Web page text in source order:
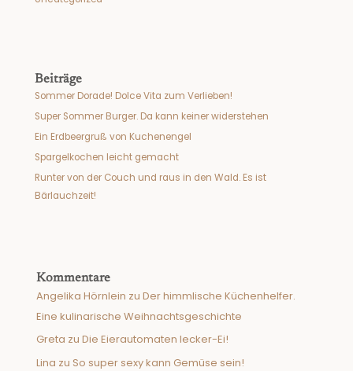
Beiträge
Sommer Dorade! Dolce Vita zum Verlieben!
Super Sommer Burger. Da kann keiner widerstehen
Ein Erdbeergruß von Kuchenengel
Spargelkochen leicht gemacht
Runter von der Couch und raus in den Wald. Es ist
Bärlauchzeit!
Kommentare
Angelika Hörnlein zu Der himmlische Küchenhelfer.
Eine kulinarische Weihnachtsgeschichte
Greta zu Die Eierautomaten lecker-Ei!
Lina zu So super sexy kann Gemüse sein!